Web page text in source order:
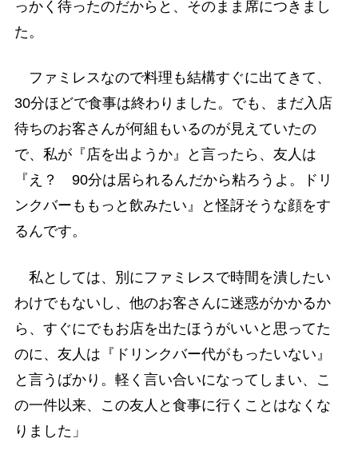
っかく待ったのだからと、そのまま席につきまし
た。
ファミレスなので料理も結構すぐに出てきて、
30分ほどで食事は終わりました。でも、まだ入店
待ちのお客さんが何組もいるのが見えていたの
で、私が『店を出ようか』と言ったら、友人は
『え？ 90分は居られるんだから粘ろうよ。ドリ
ンクバーももっと飲みたい』と怪訝そうな顔をす
るんです。
私としては、別にファミレスで時間を潰したい
わけでもないし、他のお客さんに迷惑がかかるか
ら、すぐにでもお店を出たほうがいいと思ってた
のに、友人は『ドリンクバー代がもったいない』
と言うばかり。軽く言い合いになってしまい、こ
の一件以来、この友人と食事に行くことはなくな
りました」